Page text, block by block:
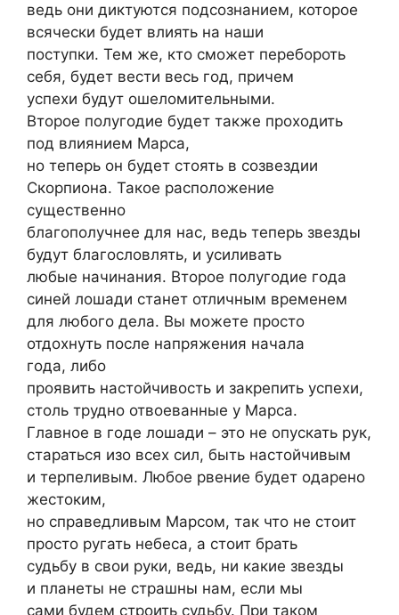
ведь они диктуются подсознанием, которое
всячески будет влиять на наши
поступки. Тем же, кто сможет перебороть
себя, будет вести весь год, причем
успехи будут ошеломительными.
Второе полугодие будет также проходить
под влиянием Марса,
но теперь он будет стоять в созвездии
Скорпиона. Такое расположение
существенно
благополучнее для нас, ведь теперь звезды
будут благословлять, и усиливать
любые начинания. Второе полугодие года
синей лошади станет отличным временем
для любого дела. Вы можете просто
отдохнуть после напряжения начала
года, либо
проявить настойчивость и закрепить успехи,
столь трудно отвоеванные у Марса.
Главное в годе лошади – это не опускать рук,
стараться изо всех сил, быть настойчивым
и терпеливым. Любое рвение будет одарено
жестоким,
но справедливым Марсом, так что не стоит
просто ругать небеса, а стоит брать
судьбу в свои руки, ведь, ни какие звезды
и планеты не страшны нам, если мы
сами будем строить судьбу. При таком